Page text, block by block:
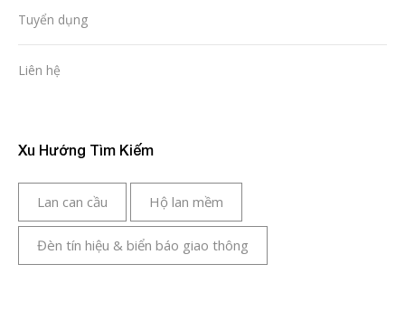
Tuyển dụng
Liên hệ
Xu Hướng Tìm Kiếm
Lan can cầu Hộ lan mềm
Đèn tín hiệu & biển báo giao thông